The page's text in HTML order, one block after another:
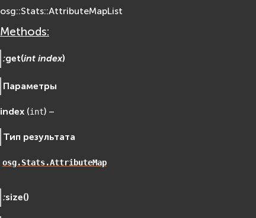
osg::Stats::AttributeMapList
Methods:
:get(int index)
Параметры
index (int) –
Тип результата
osg.Stats.AttributeMap
:size()